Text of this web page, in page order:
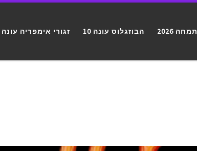
2026 הבוזגלוס עונה 10 זגורי אימפריה עונה 3